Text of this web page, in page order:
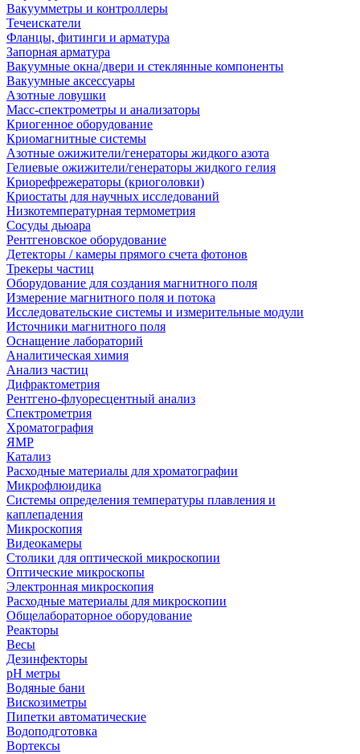
Вакуумметры и контроллеры
Течеискатели
Фланцы, фитинги и арматура
Запорная арматура
Вакуумные окна/двери и стеклянные компоненты
Вакуумные аксессуары
Азотные ловушки
Масс-спектрометры и анализаторы
Криогенное оборудование
Криомагнитные системы
Азотные ожижители/генераторы жидкого азота
Гелиевые ожижители/генераторы жидкого гелия
Криорефрежераторы (криоголовки)
Криостаты для научных исследований
Низкотемпературная термометрия
Сосуды дьюара
Рентгеновское оборудование
Детекторы / камеры прямого счета фотонов
Трекеры частиц
Оборудование для создания магнитного поля
Измерение магнитного поля и потока
Исследовательские системы и измерительные модули
Источники магнитного поля
Оснащение лабораторий
Аналитическая химия
Анализ частиц
Дифрактометрия
Рентгено-флуоресцентный анализ
Спектрометрия
Хроматография
ЯМР
Катализ
Расходные материалы для хроматографии
Микрофлюидика
Системы определения температуры плавления и
каплепадения
Микроскопия
Видеокамеры
Столики для оптической микроскопии
Оптические микроскопы
Электронная микроскопия
Расходные материалы для микроскопии
Общелабораторное оборудование
Реакторы
Весы
Дезинфекторы
рН метры
Водяные бани
Вискозиметры
Пипетки автоматические
Водоподготовка
Вортексы